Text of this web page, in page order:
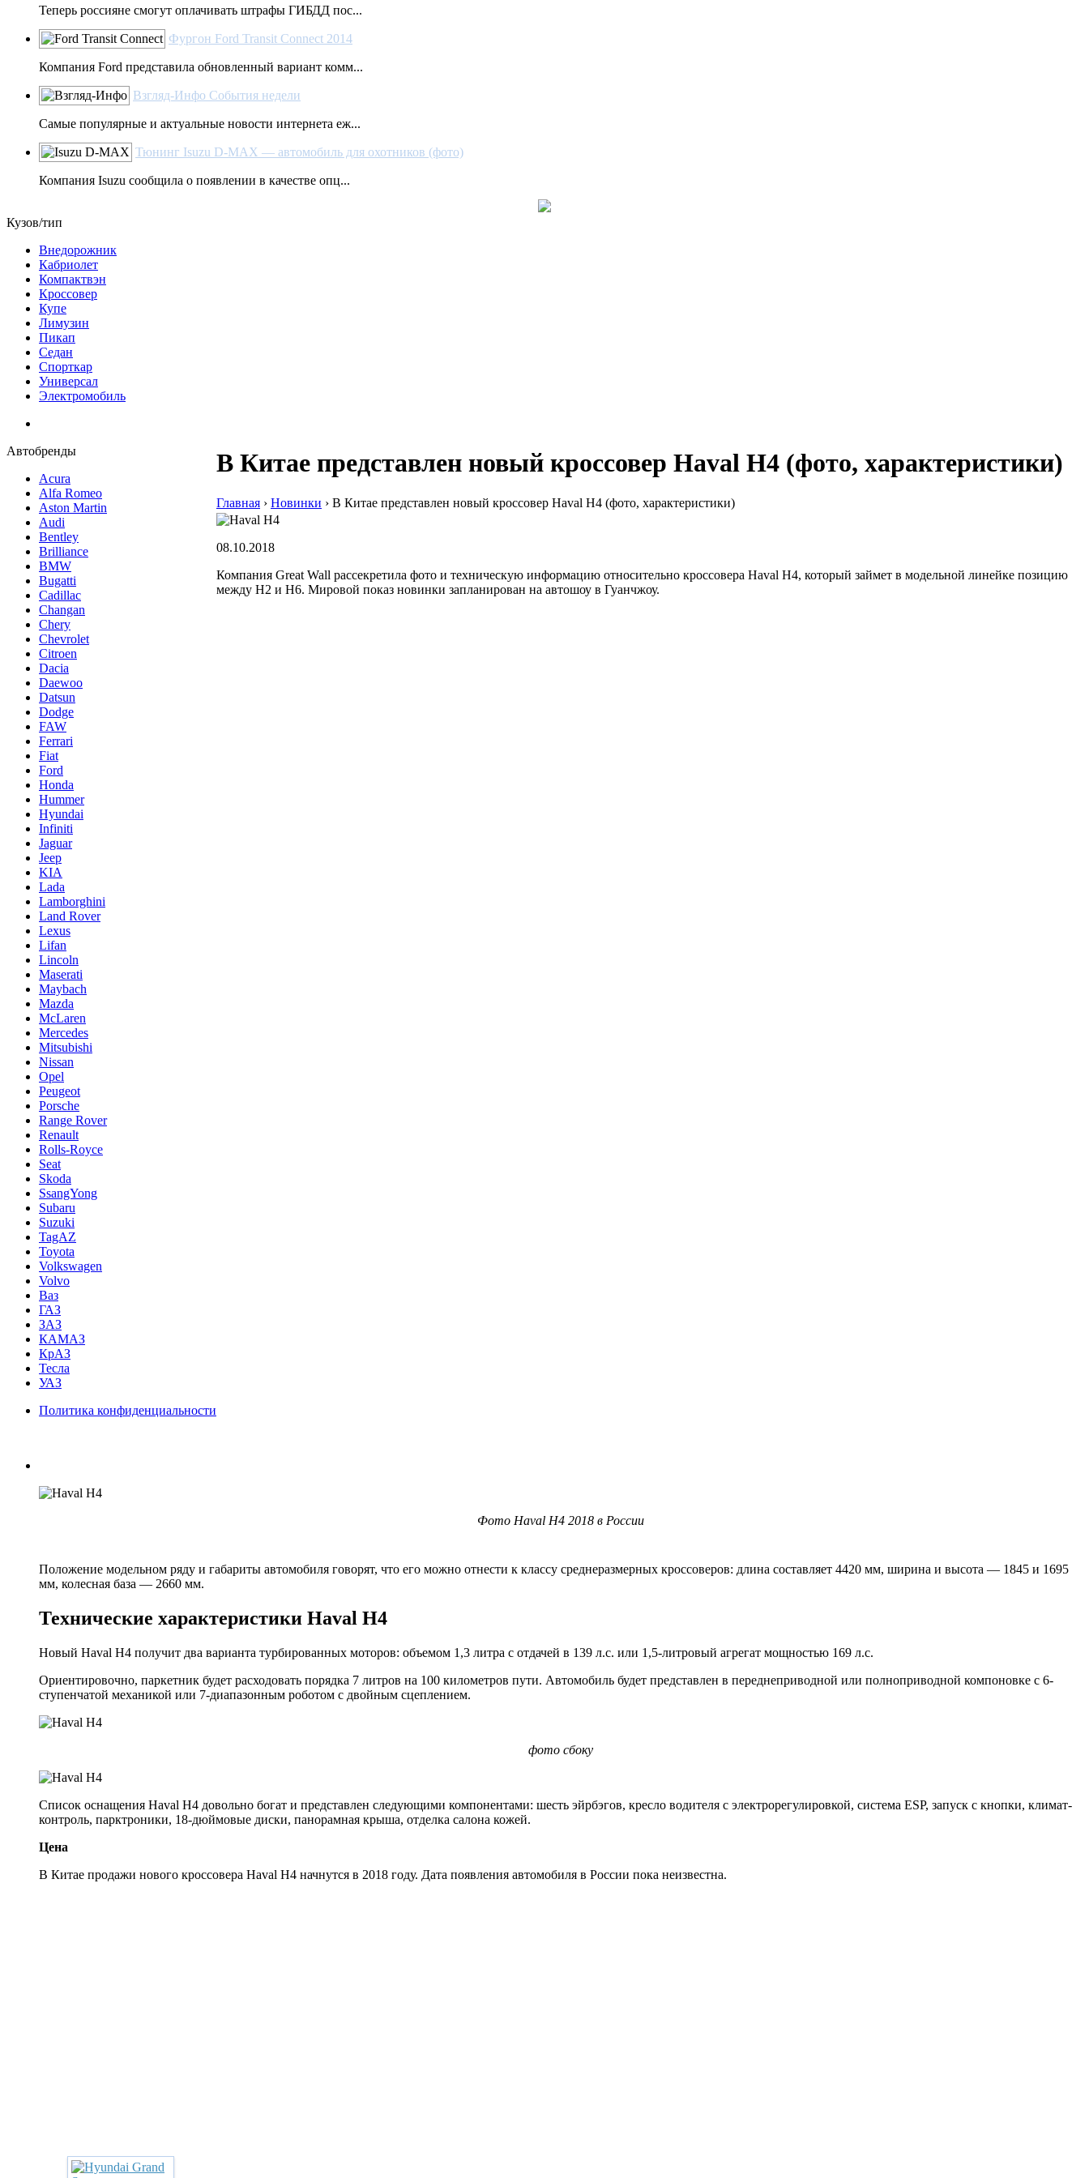
Теперь россияне смогут оплачивать штрафы ГИБДД пос...
Фургон Ford Transit Connect 2014
Компания Ford представила обновленный вариант комм...
Взгляд-Инфо События недели
Самые популярные и актуальные новости интернета еж...
Тюнинг Isuzu D-MAX — автомобиль для охотников (фото)
Компания Isuzu сообщила о появлении в качестве опц...
Кузов/тип
Внедорожник
Кабриолет
Компактвэн
Кроссовер
Купе
Лимузин
Пикап
Седан
Спорткар
Универсал
Электромобиль
Автобренды
Acura
Alfa Romeo
Aston Martin
Audi
Bentley
Brilliance
BMW
Bugatti
Cadillac
Changan
Chery
Chevrolet
Citroen
Dacia
Daewoo
Datsun
Dodge
FAW
Ferrari
Fiat
Ford
Honda
Hummer
Hyundai
Infiniti
Jaguar
Jeep
KIA
Lada
Lamborghini
Land Rover
Lexus
Lifan
Lincoln
Maserati
Maybach
Mazda
McLaren
Mercedes
Mitsubishi
Nissan
Opel
Peugeot
Porsche
Range Rover
Renault
Rolls-Royce
Seat
Skoda
SsangYong
Subaru
Suzuki
TagAZ
Toyota
Volkswagen
Volvo
Ваз
ГАЗ
ЗАЗ
КАМАЗ
КрАЗ
Тесла
УАЗ
Политика конфиденциальности
В Китае представлен новый кроссовер Haval H4 (фото, характеристики)
Главная › Hовинки › В Китае представлен новый кроссовер Haval H4 (фото, характеристики)
08.10.2018
Компания Great Wall рассекретила фото и техническую информацию относительно кроссовера Haval H4, который займет в модельной линейке позицию
между H2 и H6. Мировой показ новинки запланирован на автошоу в Гуанчжоу.
Фото Haval H4 2018 в России
Положение модельном ряду и габариты автомобиля говорят, что его можно отнести к классу среднеразмерных кроссоверов: длина составляет 4420 мм, ширина и высота — 1845 и 1695
мм, колесная база — 2660 мм.
Технические характеристики Haval H4
Новый Haval H4 получит два варианта турбированных моторов: объемом 1,3 литра с отдачей в 139 л.с. или 1,5-литровый агрегат мощностью 169 л.с.
Ориентировочно, паркетник будет расходовать порядка 7 литров на 100 километров пути. Автомобиль будет представлен в переднеприводной или полноприводной компоновке с 6-
ступенчатой механикой или 7-диапазонным роботом с двойным сцеплением.
фото сбоку
Список оснащения Haval H4 довольно богат и представлен следующими компонентами: шесть эйрбэгов, кресло водителя с электрорегулировкой, система ESP, запуск с кнопки, климат-
контроль, парктроники, 18-дюймовые диски, панорамная крыша, отделка салона кожей.
Цена
В Китае продажи нового кроссовера Haval H4 начнутся в 2018 году. Дата появления автомобиля в России пока неизвестна.